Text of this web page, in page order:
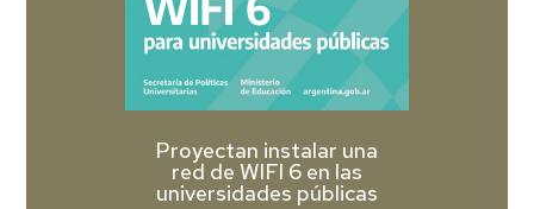
Proyectan instalar una
red de WIFI 6 en las
universidades públicas